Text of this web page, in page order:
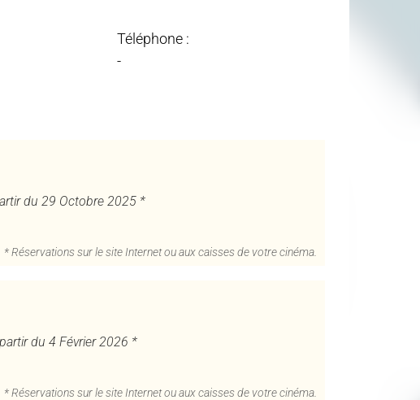
Téléphone :
-
du 29 Octobre 2025 *
* Réservations sur le site Internet ou aux caisses de votre cinéma.
du 4 Février 2026 *
* Réservations sur le site Internet ou aux caisses de votre cinéma.